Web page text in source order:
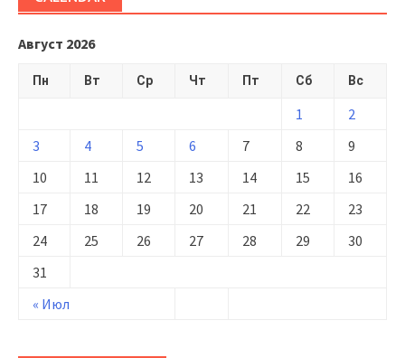
Август 2026
Пн Вт Ср Чт Пт Сб Вс
« Июл
1
2
3
4 5 6 7 8
9
10
11 12 13 14 15
16
17
18 19 20 21 22
23
24
25 26 27 28 29
30
31